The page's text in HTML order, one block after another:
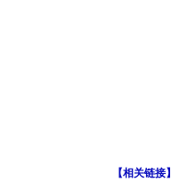
【相关链接】